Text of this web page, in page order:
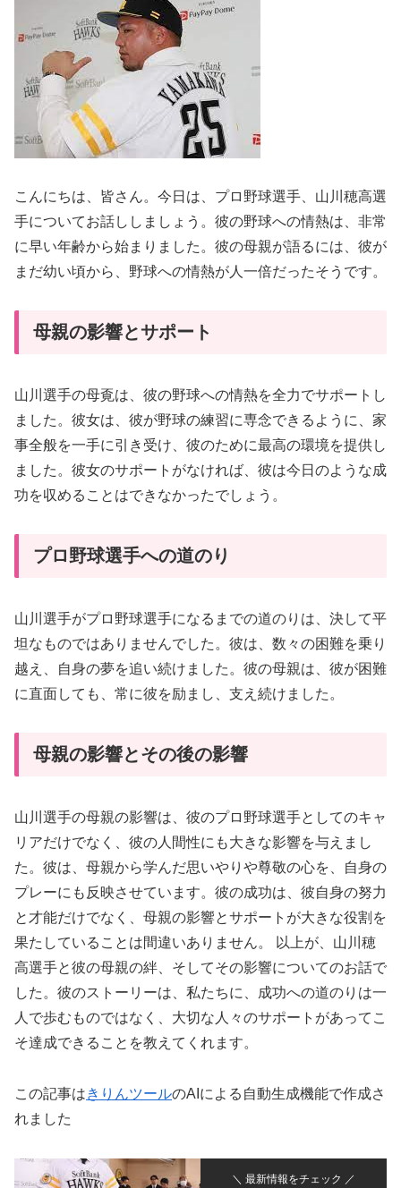
こんにちは、皆さん。今日は、プロ野球選手、山川穂高選
手についてお話ししましょう。彼の野球への情熱は、非常
に早い年齢から始まりました。彼の母親が語るには、彼が
まだ幼い頃から、野球への情熱が人一倍だったそうです。
母親の影響とサポート
山川選手の母覔は、彼の野球への情熱を全力でサポートし
ました。彼女は、彼が野球の練習に専念できるように、家
事全般を一手に引き受け、彼のために最高の環境を提供し
ました。彼女のサポートがなければ、彼は今日のような成
功を収めることはできなかったでしょう。
プロ野球選手への道のり
山川選手がプロ野球選手になるまでの道のりは、決して平
坦なものではありませんでした。彼は、数々の困難を乗り
越え、自身の夢を追い続けました。彼の母親は、彼が困難
に直面しても、常に彼を励まし、支え続けました。
母親の影響とその後の影響
山川選手の母親の影響は、彼のプロ野球選手としてのキャ
リアだけでなく、彼の人間性にも大きな影響を与えまし
た。彼は、母親から学んだ思いやりや尊敬の心を、自身の
プレーにも反映させています。彼の成功は、彼自身の努力
と才能だけでなく、母親の影響とサポートが大きな役割を
果たしていることは間違いありません。 以上が、山川穂
高選手と彼の母親の絆、そしてその影響についてのお話で
した。彼のストーリーは、私たちに、成功への道のりは一
人で歩むものではなく、大切な人々のサポートがあってこ
そ達成できることを教えてくれます。
この記事はきりんツールのAIによる自動生成機能で作成さ
れました
＼ 最新情報をチェック ／